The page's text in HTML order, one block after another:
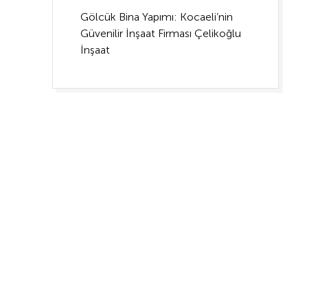
Gölcük Bina Yapımı: Kocaeli’nin
Güvenilir İnşaat Firması Çelikoğlu
İnşaat